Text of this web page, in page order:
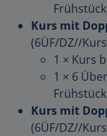
Frühstück
Kurs mit
(6ÜF/DZ//
1 × Kurs
1 × 6
Kurs mit
(6ÜF/DZ//